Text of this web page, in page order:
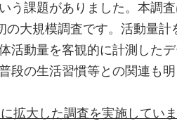
う課題がありました。本調
大規模調査です。活動量
活動量を客観的に計測した
段の生活習慣等との関連も明
拡大した調査を実施していま